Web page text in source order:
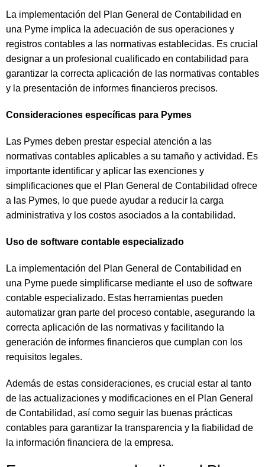
La implementación del Plan General de Contabilidad en
una Pyme implica la adecuación de sus operaciones y
registros contables a las normativas establecidas. Es crucial
designar a un profesional cualificado en contabilidad para
garantizar la correcta aplicación de las normativas contables
y la presentación de informes financieros precisos.
Consideraciones específicas para Pymes
Las Pymes deben prestar especial atención a las
normativas contables aplicables a su tamaño y actividad. Es
importante identificar y aplicar las exenciones y
simplificaciones que el Plan General de Contabilidad ofrece
a las Pymes, lo que puede ayudar a reducir la carga
administrativa y los costos asociados a la contabilidad.
Uso de software contable especializado
La implementación del Plan General de Contabilidad en
una Pyme puede simplificarse mediante el uso de software
contable especializado. Estas herramientas pueden
automatizar gran parte del proceso contable, asegurando la
correcta aplicación de las normativas y facilitando la
generación de informes financieros que cumplan con los
requisitos legales.
Además de estas consideraciones, es crucial estar al tanto
de las actualizaciones y modificaciones en el Plan General
de Contabilidad, así como seguir las buenas prácticas
contables para garantizar la transparencia y la fiabilidad de
la información financiera de la empresa.